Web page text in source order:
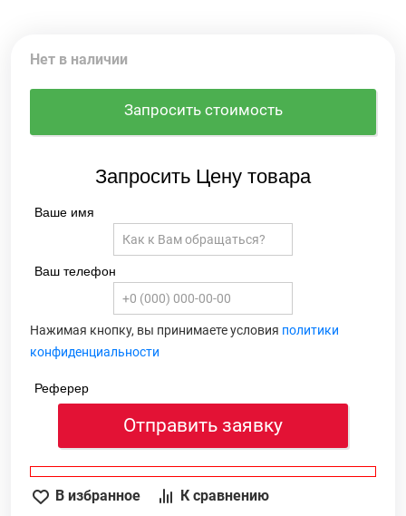
Нет в наличии
Запросить стоимость
Запросить Цену товара
Ваше имя
Ваш телефон
Нажимая кнопку, вы принимаете условия политики
конфиденциальности
Реферер
Отправить заявку
В избранное К сравнению